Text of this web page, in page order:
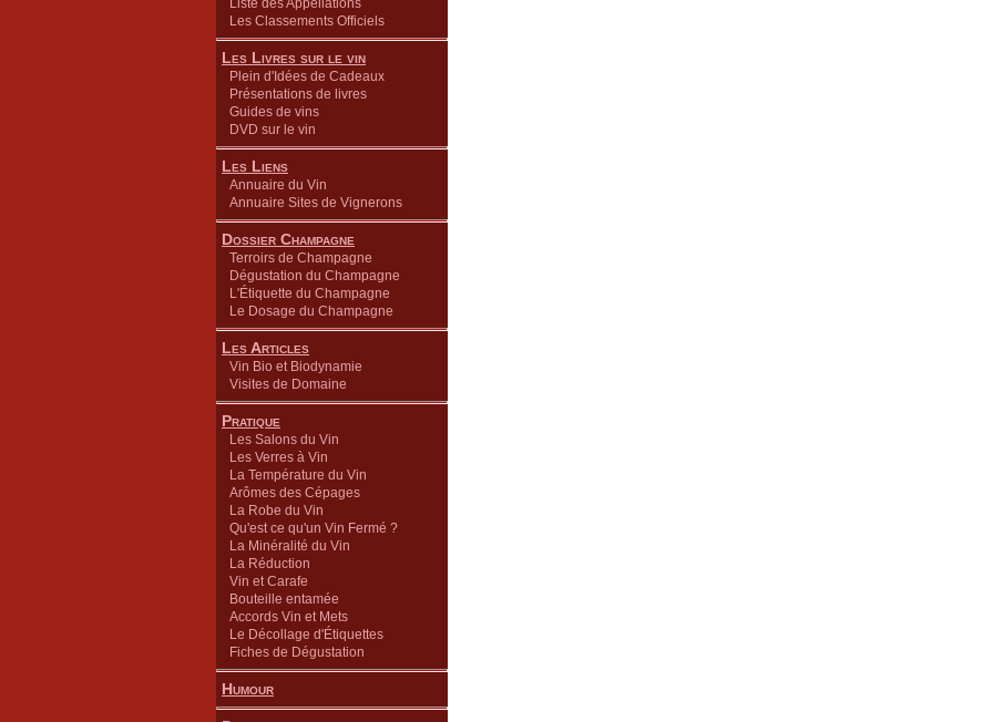
Liste des Appellations
Les Classements Officiels
Les Livres sur le vin
Plein d'Idées de Cadeaux
Présentations de livres
Guides de vins
DVD sur le vin
Les Liens
Annuaire du Vin
Annuaire Sites de Vignerons
Dossier Champagne
Terroirs de Champagne
Dégustation du Champagne
L'Étiquette du Champagne
Le Dosage du Champagne
Les Articles
Vin Bio et Biodynamie
Visites de Domaine
Pratique
Les Salons du Vin
Les Verres à Vin
La Température du Vin
Arômes des Cépages
La Robe du Vin
Qu'est ce qu'un Vin Fermé ?
La Minéralité du Vin
La Réduction
Vin et Carafe
Bouteille entamée
Accords Vin et Mets
Le Décollage d'Étiquettes
Fiches de Dégustation
Humour